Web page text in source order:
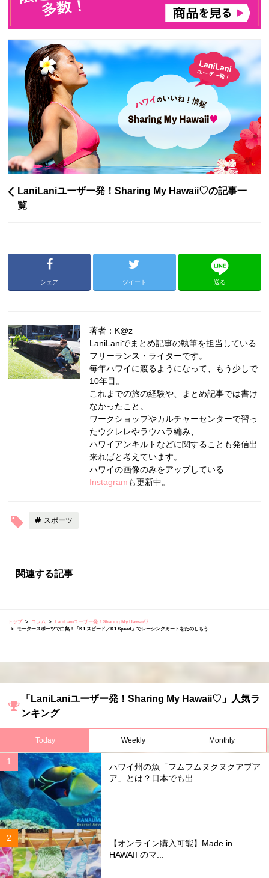
LaniLaniユーザー発！Sharing My Hawaii♡の記事一
覧
シェア ツイート 送る
著者：K@z
LaniLaniでまとめ記事の執筆を担当している
フリーランス・ライターです。
毎年ハワイに渡るようになって、もう少しで
10年目。
これまでの旅の経験や、まとめ記事では書け
なかったこと。
ワークショップやカルチャーセンターで習っ
たウクレレやラウハラ編み、
ハワイアンキルトなどに関することも発信出
来ればと考えています。
ハワイの画像のみをアップしている
Instagramも更新中。
スポーツ
関連する記事
トップ コラム
LaniLaniユーザー発！Sharing My Hawaii♡
モータースポーツで白熱！「K1 スピード／K1 Speed」でレーシングカートをたのしもう
「LaniLaniユーザー発！Sharing My Hawaii♡」人気ラ
ンキング
Today Weekly Monthly
ハワイ州の魚「フムフムヌクヌクアプア
ア」とは？日本でも出...
【オンライン購入可能】Made in
HAWAII のマ...